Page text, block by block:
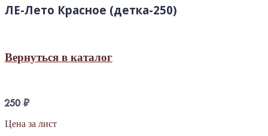
ЛЕ-Лето Красное (детка-250)
Вернуться в каталог
250₽
Цена за лист